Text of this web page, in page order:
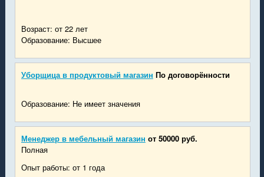
Возраст: от 22 лет
Образование: Высшее
Уборщица в продуктовый магазин По договорённости
Образование: Не имеет значения
Менеджер в мебельный магазин от 50000 руб.
Полная
Опыт работы: от 1 года